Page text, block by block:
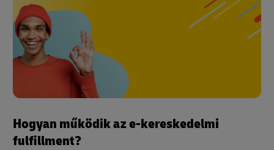
Hogyan működik az e-kereskedelmi
fulfillment?